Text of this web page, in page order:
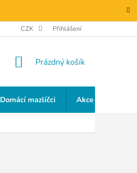
CZK Přihlášení
NÁKUPNÍ
Prázdný košík
Domácí mazlíčci Akce a slevy